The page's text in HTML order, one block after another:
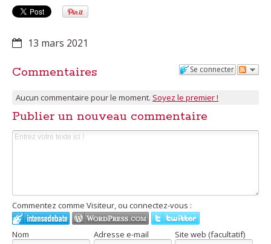
13 mars 2021
Se connecter
Commentaires
Aucun commentaire pour le moment. Soyez le premier !
Publier un nouveau commentaire
Commentez comme Visiteur, ou connectez-vous :
Nom Adresse e-mail Site web (facultatif)